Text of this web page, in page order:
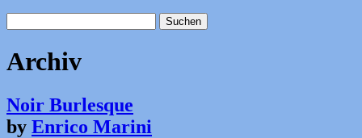
nach:
Archiv
Noir Burlesque
by Enrico Marini